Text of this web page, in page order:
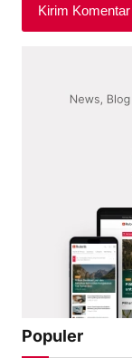
Populer